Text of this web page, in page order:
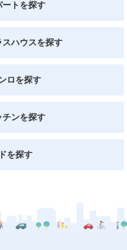
ートを探す
ハウスを探す
ロを探す
チンを探す
を探す